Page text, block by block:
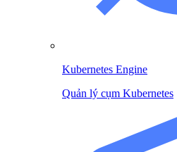
Kubernetes Engine
Quản lý cụm Kubernetes